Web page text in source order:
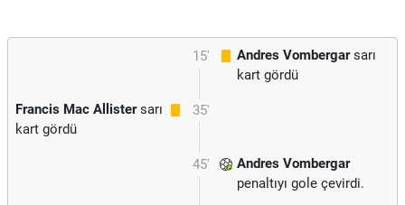
15' Andres Vombergarsarı
kart gördü
35'
Francis Mac Allistersarı
kart gördü
45'
Andres Vombergar
penaltıyı gole çevirdi.